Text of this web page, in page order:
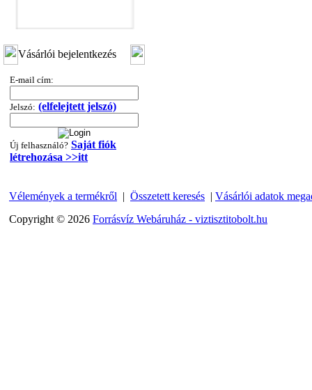
3/8"x1/4"x3/8", Quick
---------
"T" elosztó-idom
Vásárlói bejelentkezés
E-mail cím:
Jelszó: (elfelejtett jelszó)
Új felhasználó? Saját fiók
létrehozása >>itt
Vélemények a termékről | Összetett keresés | Vásárlói adatok
Copyright © 2026 Forrásvíz Webáruház - viztisztitobolt.hu